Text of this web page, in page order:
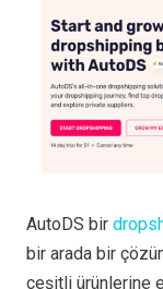
AutoDS bir
bir arada bir
çeşitli ürünlerine